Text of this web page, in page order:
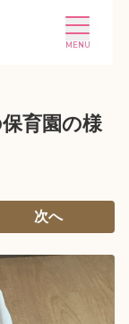
れる理由
育園の様
次へ